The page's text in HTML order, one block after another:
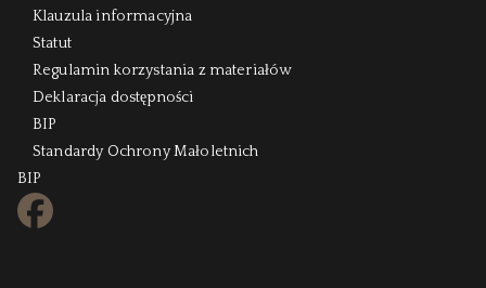
Klauzula informacyjna
Statut
Regulamin korzystania z materiałów
Deklaracja dostępności
BIP
Standardy Ochrony Małoletnich
BIP
FB